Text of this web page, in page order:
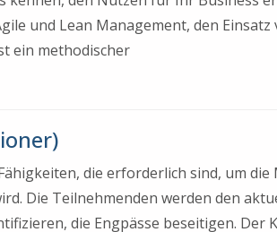
und Lean Management, den
ein methodischer
die erforderlich sind, um
Die Teilnehmenden werden den
die Engpässe beseitigen.